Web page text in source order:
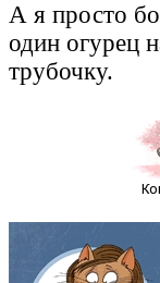
А я просто
один огурец
трубочку.